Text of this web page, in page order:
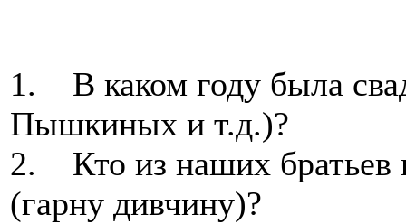
1. В каком году была
Пышкиных и т.д.)?
2. Кто из наших братьев
(гарну дивчину)?